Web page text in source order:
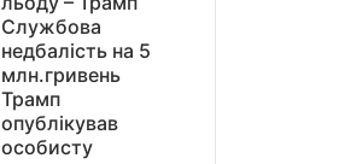
Службова
недбалість на 5
млн.гривень
Трамп
опублікував
особисту